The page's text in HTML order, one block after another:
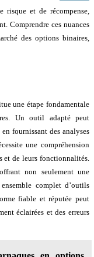
et de récompense,
Comprendre ces nuances
des options binaires,
une étape fondamentale
Un outil adapté peut
fournissant des analyses
une compréhension
et de leurs fonctionnalités.
non seulement une
complet d’outils
fiable et réputée peut
éclairées et des erreurs